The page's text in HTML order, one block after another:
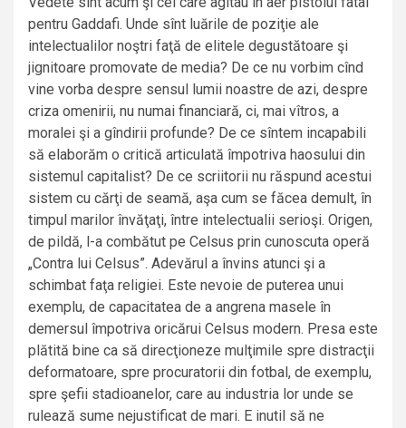
pentru Gaddafi. Unde sînt luările de poziţie ale
intelectualilor noştri faţă de elitele degustătoare şi
jignitoare promovate de media? De ce nu vorbim cînd
vine vorba despre sensul lumii noastre de azi, despre
criza omenirii, nu numai financiară, ci, mai vîtros, a
moralei şi a gîndirii profunde? De ce sîntem incapabili
să elaborăm o critică articulată împotriva haosului din
sistemul capitalist? De ce scriitorii nu răspund acestui
sistem cu cărţi de seamă, aşa cum se făcea demult, în
timpul marilor învăţaţi, între intelectualii serioşi. Origen,
de pildă, l-a combătut pe Celsus prin cunoscuta operă
„Contra lui Celsus”. Adevărul a învins atunci şi a
schimbat faţa religiei. Este nevoie de puterea unui
exemplu, de capacitatea de a angrena masele în
demersul împotriva oricărui Celsus modern. Presa este
plătită bine ca să direcţioneze mulţimile spre distracţii
deformatoare, spre procuratorii din fotbal, de exemplu,
spre şefii stadioanelor, care au industria lor unde se
rulează sume nejustificat de mari. E inutil să ne